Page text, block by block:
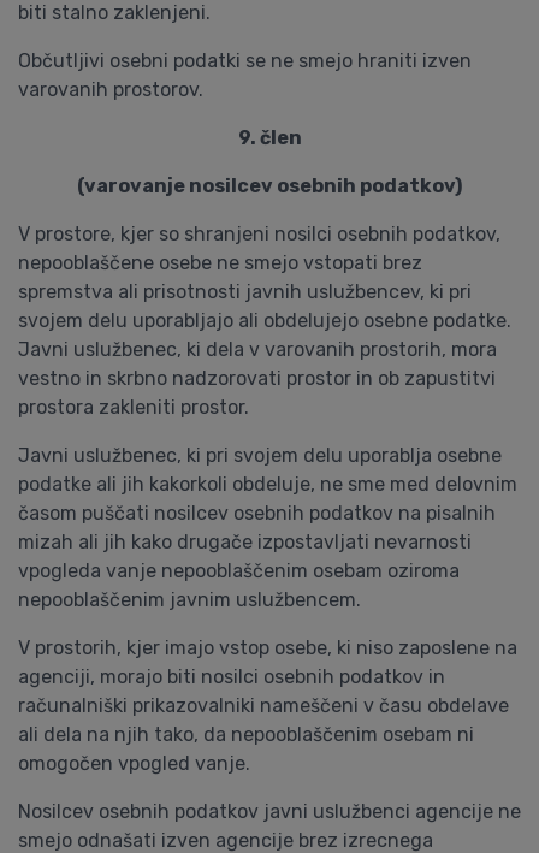
biti stalno zaklenjeni.
Občutljivi osebni podatki se ne smejo hraniti izven
varovanih prostorov.
9. člen
(varovanje nosilcev osebnih podatkov)
V prostore, kjer so shranjeni nosilci osebnih podatkov,
nepooblaščene osebe ne smejo vstopati brez
spremstva ali prisotnosti javnih uslužbencev, ki pri
svojem delu uporabljajo ali obdelujejo osebne podatke.
Javni uslužbenec, ki dela v varovanih prostorih, mora
vestno in skrbno nadzorovati prostor in ob zapustitvi
prostora zakleniti prostor.
Javni uslužbenec, ki pri svojem delu uporablja osebne
podatke ali jih kakorkoli obdeluje, ne sme med delovnim
časom puščati nosilcev osebnih podatkov na pisalnih
mizah ali jih kako drugače izpostavljati nevarnosti
vpogleda vanje nepooblaščenim osebam oziroma
nepooblaščenim javnim uslužbencem.
V prostorih, kjer imajo vstop osebe, ki niso zaposlene na
agenciji, morajo biti nosilci osebnih podatkov in
računalniški prikazovalniki nameščeni v času obdelave
ali dela na njih tako, da nepooblaščenim osebam ni
omogočen vpogled vanje.
Nosilcev osebnih podatkov javni uslužbenci agencije ne
smejo odnašati izven agencije brez izrecnega